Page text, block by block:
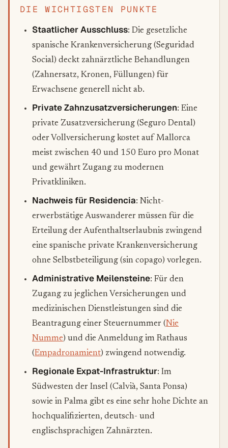
DIE WICHTIGSTEN PUNKTE
Staatlicher Ausschluss: Die gesetzliche
spanische Krankenversicherung (Seguridad
Social) deckt zahnärztliche Behandlungen
(Zahnersatz, Kronen, Füllungen) für
Erwachsene generell nicht ab.
Private Zahnzusatzversicherungen: Eine
private Zusatzversicherung (Seguro Dental)
oder Vollversicherung kostet auf Mallorca
meist zwischen 40 und 150 Euro pro Monat
und gewährt Zugang zu modernen
Privatkliniken.
Nachweis für Residencia: Nicht-
erwerbstätige Auswanderer müssen für die
Erteilung der Aufenthaltserlaubnis zwingend
eine spanische private Krankenversicherung
ohne Selbstbeteiligung (sin copago) vorlegen.
Administrative Meilensteine: Für den
Zugang zu jeglichen Versicherungen und
medizinischen Dienstleistungen sind die
Beantragung einer Steuernummer (Nie
Numme) und die Anmeldung im Rathaus
(Empadronamient) zwingend notwendig.
Regionale Expat-Infrastruktur: Im
Südwesten der Insel (Calvià, Santa Ponsa)
sowie in Palma gibt es eine sehr hohe Dichte an
hochqualifizierten, deutsch- und
englischsprachigen Zahnärzten.